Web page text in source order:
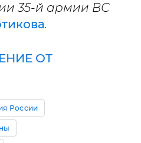
35-й армии ВС
.
ОТ
России